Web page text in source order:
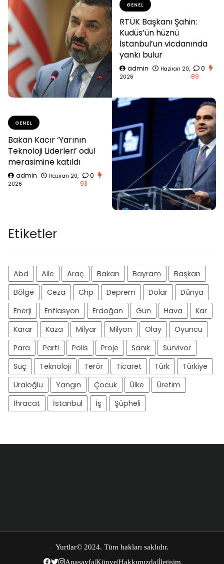
GENEL
RTÜK Başkanı Şahin:
Kudüs’ün hüznü
İstanbul’un vicdanında
yankı bulur
admin
Haziran 20,
2026
0
89
GENEL
Bakan Kacır ‘Yarının
Teknoloji Liderleri’ ödül
merasimine katıldı
admin
Haziran 20,
2026
0
93
Etiketler
Abd Aile Araç Bakan Bayram
Başkan
Bölge
Ceza Chp Deprem Dolar
Dünya
Enerji
Enflasyon Erdoğan Gün Hava
Kar
Karar
Kaza Milyar Milyon Olay
Oyuncu
Para
Parti Polis Proje Sanık
Survivor
Suç
Teknoloji Terör Ticaret Türk
Türkiye
Uraloğlu
Yangın Çocuk Ülke
Üretim
İhracat
İstanbul İş Şüpheli
Yurtlar© 2024. Tüm hakları saklıdır.
Anasayfa|Künye|Hakkımızda|İletişim